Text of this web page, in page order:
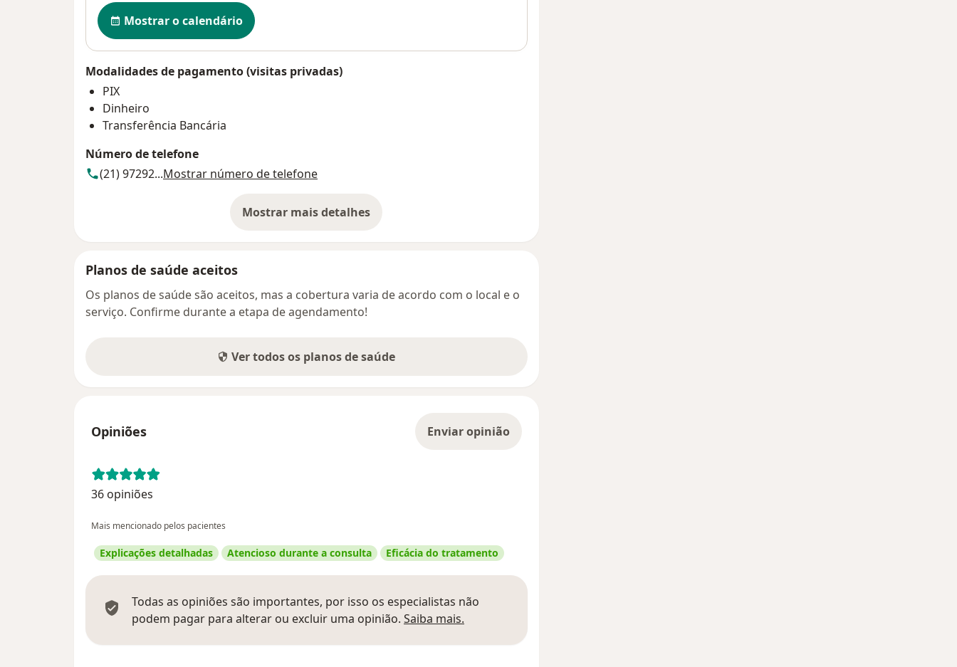
Disponibilidade
Mostrar o calendário
Modalidades de pagamento (visitas privadas)
PIX
Dinheiro
Transferência Bancária
Número de telefone
(21) 97292...Mostrar número de telefone
Mostrar mais detalhes
sobre o endereço
Planos de saúde aceitos
Os planos de saúde são aceitos, mas a cobertura varia de acordo com o local e o
serviço. Confirme durante a etapa de agendamento!
Ver todos os planos de saúde
Opiniões Enviar opinião
36 opiniões
Mais mencionado pelos pacientes
Explicações detalhadas Atencioso durante a consulta Eficácia do tratamento
Todas as opiniões são importantes, por isso os especialistas não
podem pagar para alterar ou excluir uma opinião. Saiba mais.